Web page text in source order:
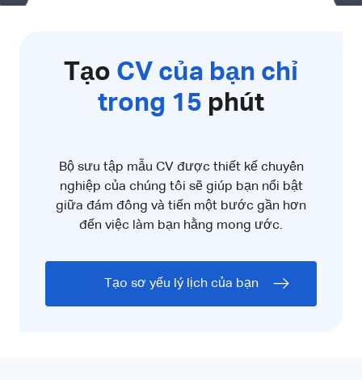
Tạo CV của bạn chỉ
trong 15 phút
Bộ sưu tập mẫu CV được thiết kế chuyên
nghiệp của chúng tôi sẽ giúp bạn nổi bật
giữa đám đông và tiến một bước gần hơn
đến việc làm bạn hằng mong ước.
Tạo sơ yếu lý lịch của bạn